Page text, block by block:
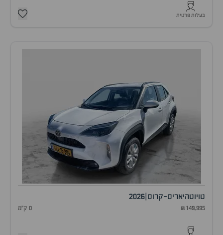
בעלות פרטית
טויוטהיאריס-קרוס 2026
₪149,995 0 ק"מ